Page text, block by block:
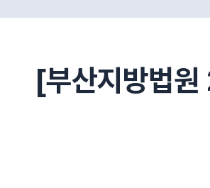
[부산지방법